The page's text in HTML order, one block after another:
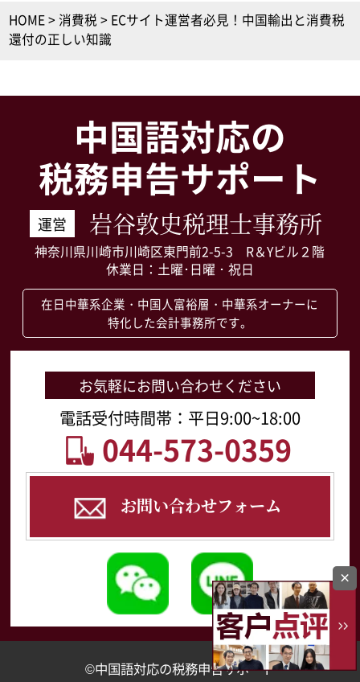
HOME>消費税 > ECサイト運営者必見！中国輸出と消費税
還付の正しい知識
×
中国語対応の
税務申告サポート
運営 岩谷敦史税理士事務所
神奈川県川崎市川崎区東門前2-5-3 R＆Yビル２階
休業日：土曜･日曜・祝日
在日中華系企業・中国人富裕層・中華系オーナーに
特化した会計事務所です。
お気軽にお問い合わせください
電話受付時間帯：平日9:00~18:00
044-573-0359
お問い合わせフォーム
©中国語対応の税務申告サポート